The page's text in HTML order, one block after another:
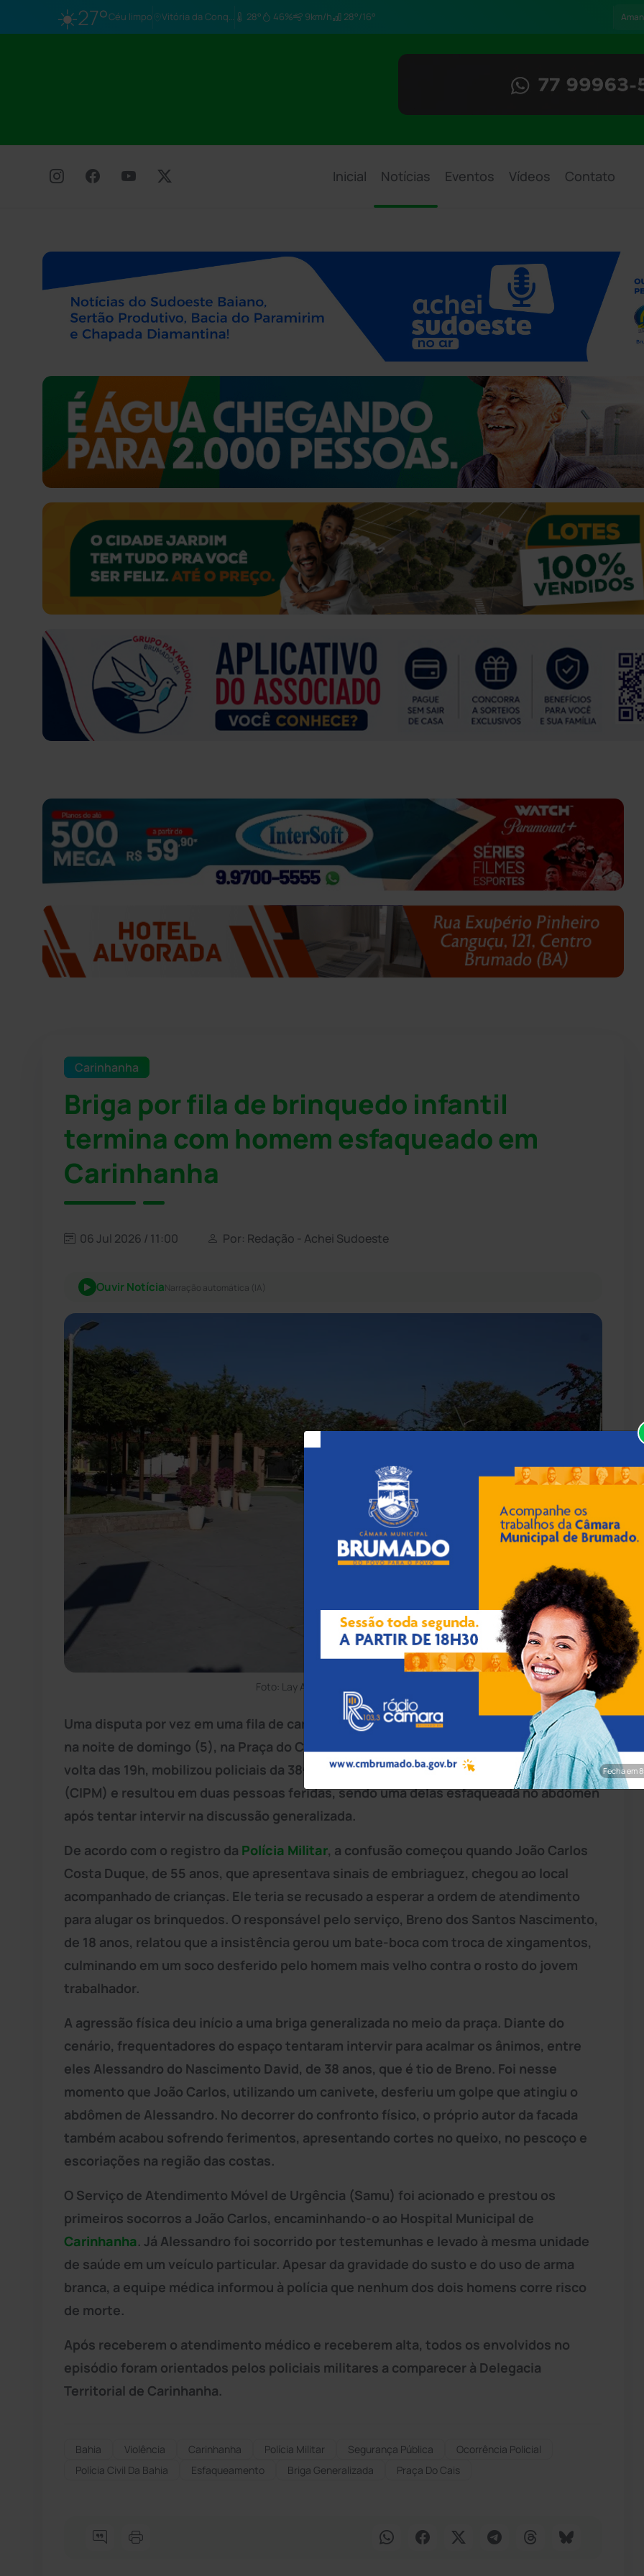
☀️27°Céu limpo Vitória da Conq… 28° 46% 9km/h 28°/16°
Inicial Notícias Eventos Vídeos Contato
Carinhanha
Briga por fila de brinquedo infantil
termina com homem esfaqueado em
Carinhanha
06 Jul 2026 / 11:00 Por: Redação - Achei Sudoeste
Ouvir NotíciaNarração automática (IA)
Foto: Lay Amorim/Achei Sudoeste
Uma disputa por vez em uma fila de carrinhos elétricos infantis terminou em violência
na noite de domingo (5), na Praça do Cais, em
. O tumulto, registrado por
volta das 19h, mobilizou policiais da 38ª Companhia Independente de
Polícia Militar
(CIPM) e resultou em duas pessoas feridas, sendo uma delas esfaqueada no abdômen
após tentar intervir na discussão generalizada.
De acordo com o registro da Polícia Militar, a confusão começou quando João Carlos
Costa Duque, de 55 anos, que apresentava sinais de embriaguez, chegou ao local
acompanhado de crianças. Ele teria se recusado a esperar a ordem de atendimento
para alugar os brinquedos. O responsável pelo serviço, Breno dos Santos Nascimento,
de 18 anos, relatou que a insistência gerou um bate-boca com troca de xingamentos,
culminando em um soco desferido pelo homem mais velho contra o rosto do jovem
trabalhador.
A agressão física deu início a uma briga generalizada no meio da praça. Diante do
cenário, frequentadores do espaço tentaram intervir para acalmar os ânimos, entre
eles Alessandro do Nascimento David, de 38 anos, que é tio de Breno. Foi nesse
momento que João Carlos, utilizando um canivete, desferiu um golpe que atingiu o
abdômen de Alessandro. No decorrer do confronto físico, o próprio autor da facada
também acabou sofrendo ferimentos, apresentando cortes no queixo, no pescoço e
escoriações na região das costas.
O Serviço de Atendimento Móvel de Urgência (Samu) foi acionado e prestou os
primeiros socorros a João Carlos, encaminhando-o ao Hospital Municipal de
Carinhanha. Já Alessandro foi socorrido por testemunhas e levado à mesma unidade
de saúde em um veículo particular. Apesar da gravidade do susto e do uso de arma
branca, a equipe médica informou à polícia que nenhum dos dois homens corre risco
de morte.
Após receberem o atendimento médico e receberem alta, todos os envolvidos no
episódio foram orientados pelos policiais militares a comparecer à Delegacia
Territorial de Carinhanha.
Bahia Violência Carinhanha Polícia Militar Segurança Pública
Ocorrência Policial
Polícia Civil Da Bahia
Esfaqueamento Briga Generalizada Praça Do Cais
Fecha em